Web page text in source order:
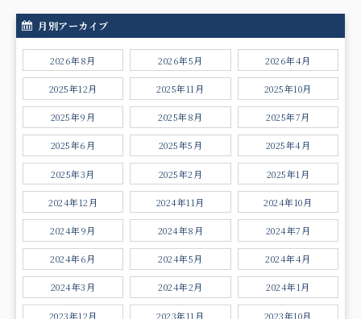
月別アーカイブ
2026年8月 2026年5月 2026年4月
2025年12月 2025年11月 2025年10月
2025年9月 2025年8月 2025年7月
2025年6月 2025年5月 2025年4月
2025年3月 2025年2月 2025年1月
2024年12月 2024年11月 2024年10月
2024年9月 2024年8月 2024年7月
2024年6月 2024年5月 2024年4月
2024年3月 2024年2月 2024年1月
2023年12月 2023年11月 2023年10月